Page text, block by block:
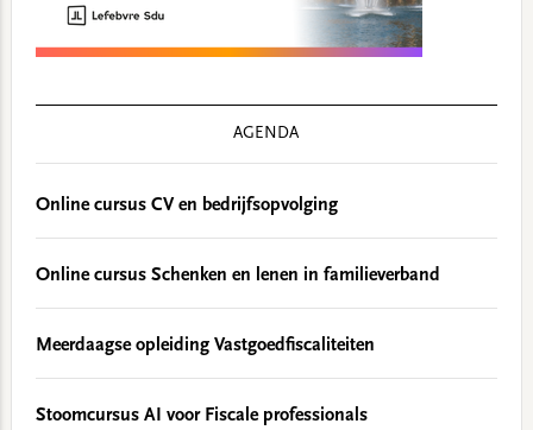
AGENDA
Online cursus CV en bedrijfsopvolging
Online cursus Schenken en lenen in familieverband
Meerdaagse opleiding Vastgoedfiscaliteiten
Stoomcursus AI voor Fiscale professionals